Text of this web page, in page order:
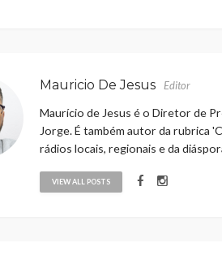
Mauricio De Jesus Editor
Maurício de Jesus é o Diretor de
Jorge. É também autor da rubrica
rádios locais, regionais e da
VIEW ALL POSTS